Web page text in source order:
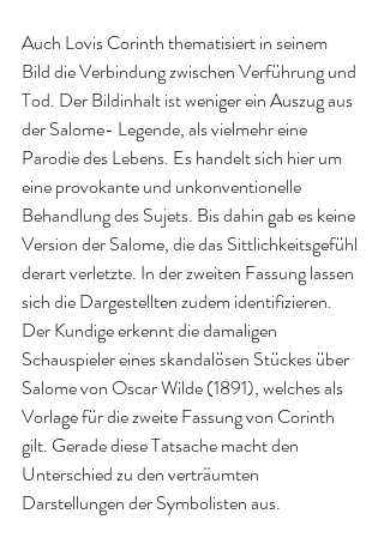
Auch Lovis Corinth thematisiert in seinem
Bild die Verbindung zwischen Verführung und
Tod. Der Bildinhalt ist weniger ein Auszug aus
der Salome- Legende, als vielmehr eine
Parodie des Lebens. Es handelt sich hier um
eine provokante und unkonventionelle
Behandlung des Sujets. Bis dahin gab es keine
Version der Salome, die das Sittlichkeitsgefühl
derart verletzte. In der zweiten Fassung lassen
sich die Dargestellten zudem identifizieren.
Der Kundige erkennt die damaligen
Schauspieler eines skandalösen Stückes über
Salome von Oscar Wilde (1891), welches als
Vorlage für die zweite Fassung von Corinth
gilt. Gerade diese Tatsache macht den
Unterschied zu den verträumten
Darstellungen der Symbolisten aus.